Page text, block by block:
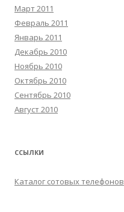
Март 2011
Февраль 2011
Январь 2011
Декабрь 2010
Ноябрь 2010
Октябрь 2010
Сентябрь 2010
Август 2010
ССЫЛКИ
Каталог сотовых телефонов